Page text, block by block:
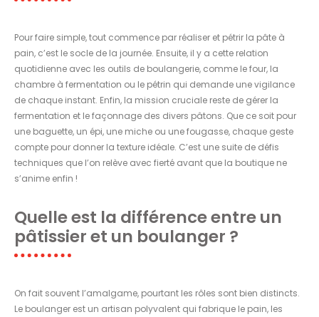
Pour faire simple, tout commence par réaliser et pétrir la pâte à
pain, c’est le socle de la journée. Ensuite, il y a cette relation
quotidienne avec les outils de boulangerie, comme le four, la
chambre à fermentation ou le pétrin qui demande une vigilance
de chaque instant. Enfin, la mission cruciale reste de gérer la
fermentation et le façonnage des divers pâtons. Que ce soit pour
une baguette, un épi, une miche ou une fougasse, chaque geste
compte pour donner la texture idéale. C’est une suite de défis
techniques que l’on relève avec fierté avant que la boutique ne
s’anime enfin !
Quelle est la différence entre un
pâtissier et un boulanger ?
On fait souvent l’amalgame, pourtant les rôles sont bien distincts.
Le boulanger est un artisan polyvalent qui fabrique le pain, les